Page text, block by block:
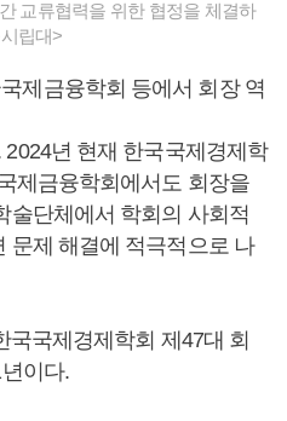
교류협력을 위한 협정을 체결하
립대>
제금융학회 등에서 회장 역
년 현재 한국국제경제학
제금융학회에서도 회장을
술단체에서 학회의 사회적
문제 해결에 적극적으로 나
국국제경제학회 제47대 회
이다.